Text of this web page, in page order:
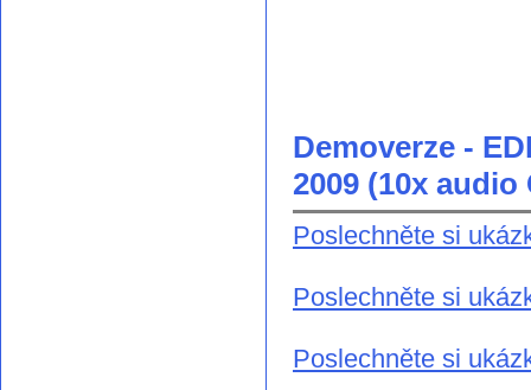
Demoverze -
2009 (10x audio
Poslechněte si
Poslechněte si
Poslechněte si